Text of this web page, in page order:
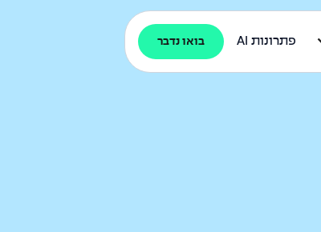
בואו נדבר פתרונות AI